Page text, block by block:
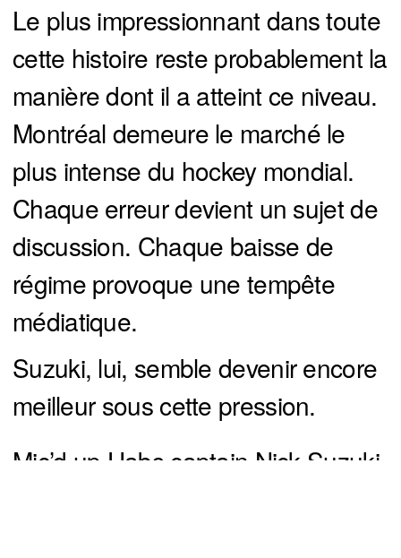
Le plus impressionnant dans toute
cette histoire reste probablement la
manière dont il a atteint ce niveau.
Montréal demeure le marché le
plus intense du hockey mondial.
Chaque erreur devient un sujet de
discussion. Chaque baisse de
régime provoque une tempête
médiatique.
Suzuki, lui, semble devenir encore
meilleur sous cette pression.
Mic’d up Habs captain Nick Suzuki